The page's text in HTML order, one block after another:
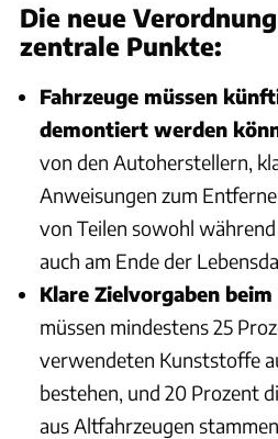
Die neue
zentrale Punkte:
Fahrzeuge müssen
demontiert werden
von den Autoherstellern,
Anweisungen zum
von Teilen sowohl während
auch am Ende der
Klare Zielvorgaben beim
müssen mindestens 25
verwendeten Kunststoffe
bestehen, und 20 Prozent
aus Altfahrzeugen